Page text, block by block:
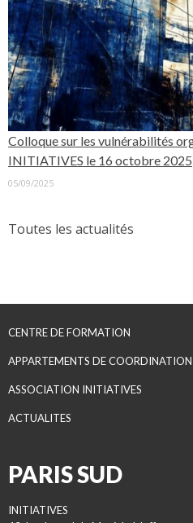
Colloque sur les vulnérabilités
INITIATIVES le 16 octobre 2025
05/09/2025
Toutes les actualités
CENTRE DE FORMATION
APPARTEMENTS DE
ASSOCIATION INITIATIVES
ACTUALITES
PARIS SUD
INITIATIVES